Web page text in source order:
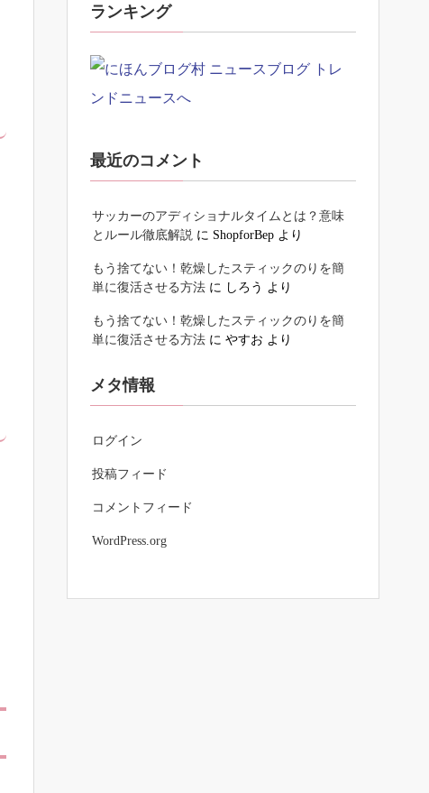
ランキング
最近のコメント
サッカーのアディショナルタイムとは？意味
とルール徹底解説 に ShopforBepより
もう捨てない！乾燥したスティックのりを簡
単に復活させる方法に しろう より
もう捨てない！乾燥したスティックのりを簡
単に復活させる方法に やすお より
メタ情報
ログイン
投稿フィード
コメントフィード
WordPress.org